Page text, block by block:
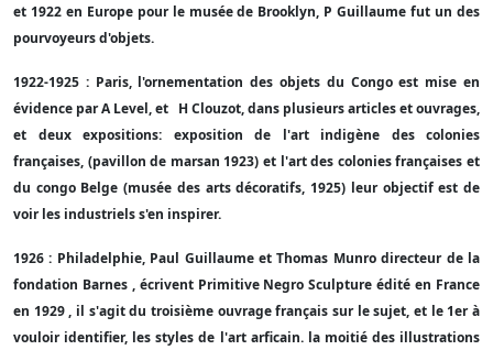
et 1922 en Europe pour le musée de Brooklyn, P Guillaume fut un des
pourvoyeurs d'objets.
1922-1925 : Paris, l'ornementation des objets du Congo est mise en
évidence par A Level, et H Clouzot, dans plusieurs articles et ouvrages,
et deux expositions: exposition de l'art indigène des colonies
françaises, (pavillon de marsan 1923) et l'art des colonies françaises et
du congo Belge (musée des arts décoratifs, 1925) leur objectif est de
voir les industriels s'en inspirer.
1926 : Philadelphie, Paul Guillaume et Thomas Munro directeur de la
fondation Barnes , écrivent Primitive Negro Sculpture édité en France
en 1929 , il s'agit du troisième ouvrage français sur le sujet, et le 1er à
vouloir identifier, les styles de l'art arficain. la moitié des illustrations